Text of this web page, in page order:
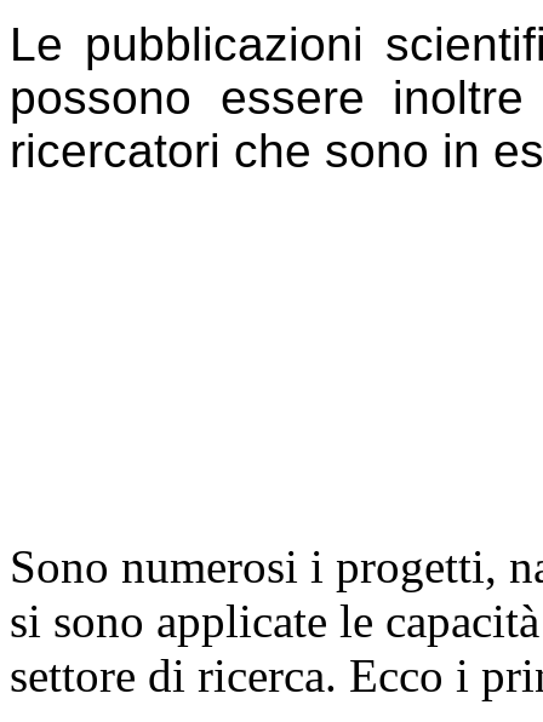
Le pubblicazioni
possono essere
ricercatori che sono in
Sono numerosi i progetti,
si sono applicate le
settore di ricerca. Ecco i